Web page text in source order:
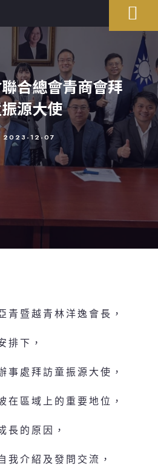
合總會青商會拜
源大使
2023-12-07
青暨越青林洋逸會長，
排下，
事處拜訪童振源大使，
在區域上的重要地位，
長的原因，
我介紹及發問交流，